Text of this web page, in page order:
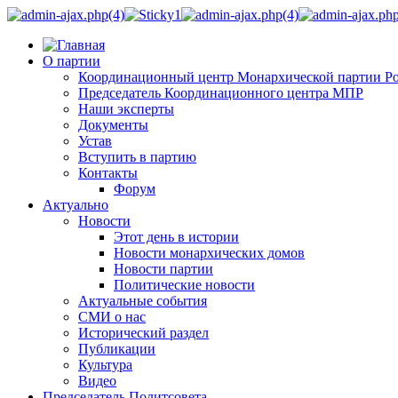
О партии
Координационный центр Монархической партии
Председатель Координационного центра МПР
Наши эксперты
Документы
Устав
Вступить в партию
Контакты
Форум
Актуально
Новости
Этот день в истории
Новости монархических домов
Новости партии
Политические новости
Актуальные события
СМИ о нас
Исторический раздел
Публикации
Культура
Видео